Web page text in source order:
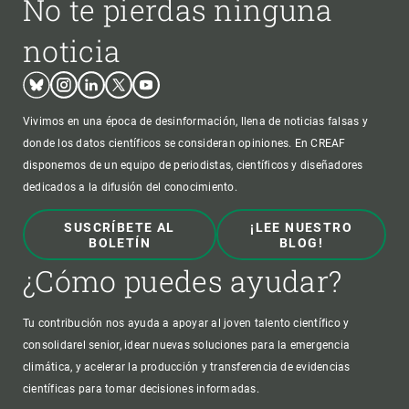
No te pierdas ninguna
noticia
BlueskyInstagram
LinkedinTwitterYoutube
Vivimos en una época de desinformación, llena de noticias falsas y
donde los datos científicos se consideran opiniones. En CREAF
disponemos de un equipo de periodistas, científicos y diseñadores
dedicados a la difusión del conocimiento.
SUSCRÍBETE AL
BOLETÍN
¡LEE NUESTRO
BLOG!
¿Cómo puedes ayudar?
Tu contribución nos ayuda a apoyar al joven talento científico y
consolidarel senior, idear nuevas soluciones para la emergencia
climática, y acelerar la producción y transferencia de evidencias
científicas para tomar decisiones informadas.